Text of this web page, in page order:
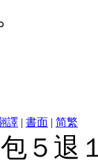
譯 | 書面 | 简繁
５退